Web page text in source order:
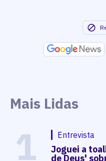
Mais Lidas
1 Entrevista
Joguei a
de Deus'